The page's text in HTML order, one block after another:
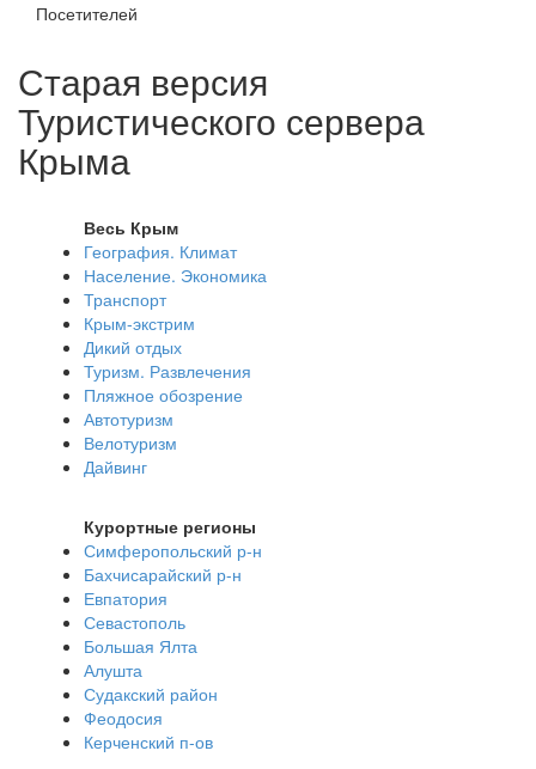
Посетителей
Старая версия
Туристического сервера
Крыма
Весь Крым
География. Климат
Население. Экономика
Транспорт
Крым-экстрим
Дикий отдых
Туризм. Развлечения
Пляжное обозрение
Автотуризм
Велотуризм
Дайвинг
Курортные регионы
Симферопольский р-н
Бахчисарайский р-н
Евпатория
Севастополь
Большая Ялта
Алушта
Судакский район
Феодосия
Керченский п-ов